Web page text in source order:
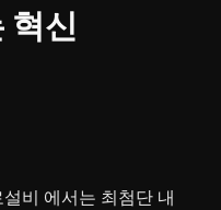
혁신
비 에서는 최첨단 내